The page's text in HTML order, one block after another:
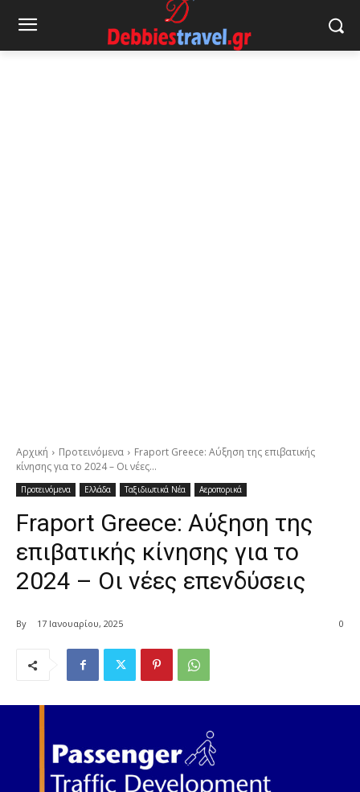
Αρχική Προτεινόμενα
Fraport Greece: Αύξηση της επιβατικής
κίνησης για το 2024 – Οι νέες...
Προτεινόμενα Ελλάδα Ταξιδιωτικά Νέα Αεροπορικά
Fraport Greece: Αύξηση της
επιβατικής κίνησης για το
2024 – Οι νέες επενδύσεις
By 17 Ιανουαρίου, 2025 0